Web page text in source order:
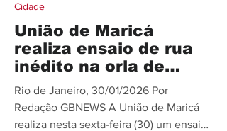
União de Maricá
realiza ensaio de rua
inédito na orla de
Itaipuaçu
Rio de Janeiro, 30/01/2026 Por
Redação GBNEWS A União de Maricá
realiza nesta sexta-feira (30) um ensaio
Cidade